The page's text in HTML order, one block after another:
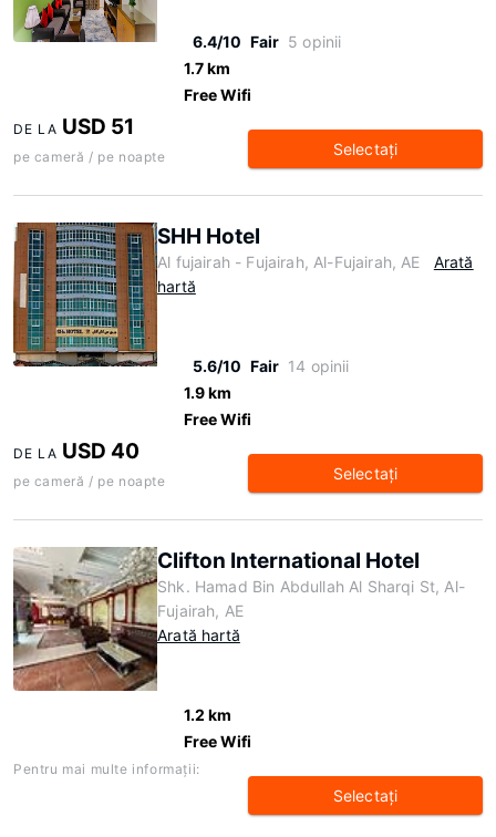
6.4/10 Fair 5 opinii
1.7 km
Free Wifi
DE LA USD 51
pe cameră / pe noapte Selectaţi
SHH Hotel
Al fujairah - Fujairah, Al-Fujairah, AE
Arată
hartă
5.6/10 Fair 14 opinii
1.9 km
Free Wifi
DE LA USD 40
pe cameră / pe noapte Selectaţi
Clifton International Hotel
Shk. Hamad Bin Abdullah Al Sharqi St, Al-
Fujairah, AE
Arată hartă
1.2 km
Free Wifi
Pentru mai multe informaţii:
Selectaţi